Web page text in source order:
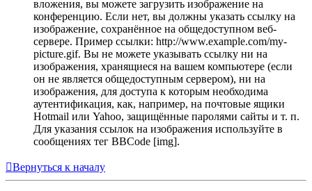
вложения, вы можете загрузить изображение на
конференцию. Если нет, вы должны указать ссылку на
изображение, сохранённое на общедоступном веб-
сервере. Пример ссылки: http://www.example.com/my-
picture.gif. Вы не можете указывать ссылку ни на
изображения, хранящиеся на вашем компьютере (если
он не является общедоступным сервером), ни на
изображения, для доступа к которым необходима
аутентификация, как, например, на почтовые ящики
Hotmail или Yahoo, защищённые паролями сайты и т. п.
Для указания ссылок на изображения используйте в
сообщениях тег BBCode [img].
Вернуться к началу